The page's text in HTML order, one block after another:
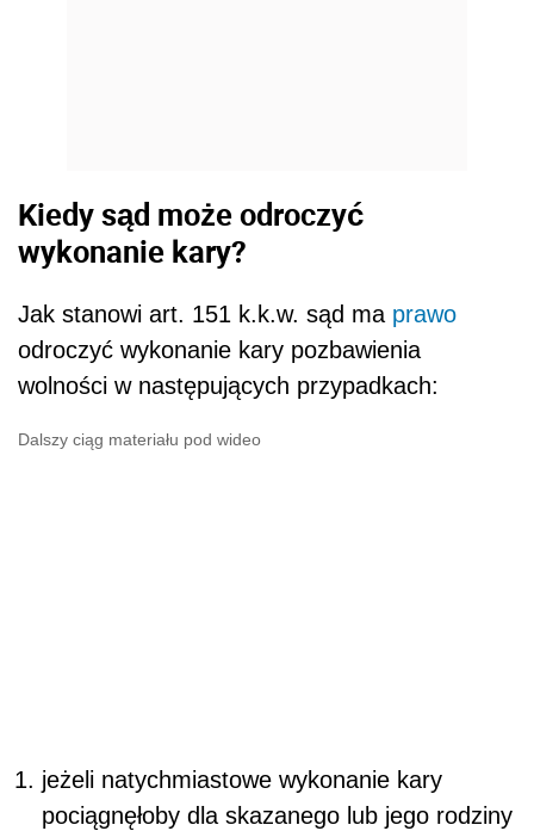
Kiedy sąd może odroczyć
wykonanie kary?
Jak stanowi art. 151 k.k.w. sąd ma prawo
odroczyć wykonanie kary pozbawienia
wolności w następujących przypadkach:
Dalszy ciąg materiału pod wideo
jeżeli natychmiastowe wykonanie kary
pociągnęłoby dla skazanego lub jego rodziny